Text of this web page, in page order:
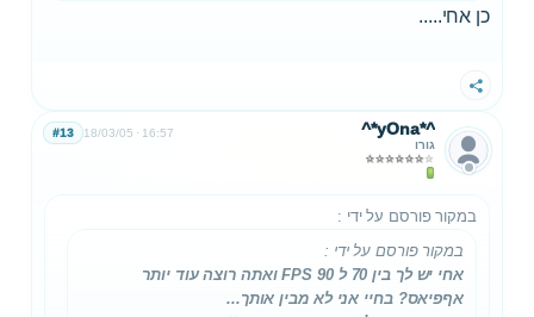
כן אחי.....
שתף
^*yOna*^
גורו
18/03/05 16:57
#13
במקור פורסם על ידי :
במקור פורסם על ידי :
אחי יש לך בין 70 ל 90 FPS ואתה רוצה עוד יותר
אףפיאס? בחיי אני לא מבין אותך...